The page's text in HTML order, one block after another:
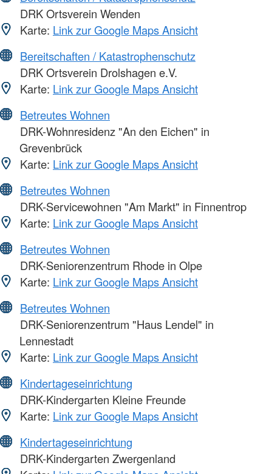
DRK Ortsverein Wenden
Karte: Link zur Google Maps Ansicht
Bereitschaften / Katastrophenschutz
DRK Ortsverein Drolshagen e.V.
Karte: Link zur Google Maps Ansicht
Betreutes Wohnen
DRK-Wohnresidenz "An den Eichen" in
Grevenbrück
Karte: Link zur Google Maps Ansicht
Betreutes Wohnen
DRK-Servicewohnen "Am Markt" in Finnentrop
Karte: Link zur Google Maps Ansicht
Betreutes Wohnen
DRK-Seniorenzentrum Rhode in Olpe
Karte: Link zur Google Maps Ansicht
Betreutes Wohnen
DRK-Seniorenzentrum "Haus Lendel" in
Lennestadt
Karte: Link zur Google Maps Ansicht
Kindertageseinrichtung
DRK-Kindergarten Kleine Freunde
Karte: Link zur Google Maps Ansicht
Kindertageseinrichtung
DRK-Kindergarten Zwergenland